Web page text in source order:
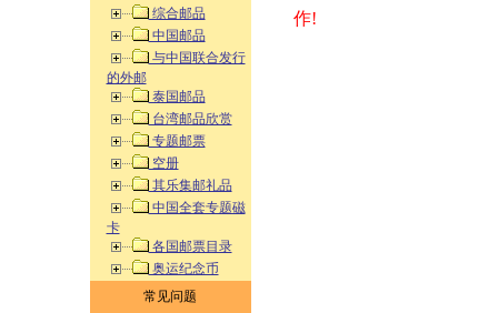
综合邮品
中国邮品
与中国联合发行
的外邮
泰国邮品
台湾邮品欣赏
专题邮票
空册
其乐集邮礼品
中国全套专题磁
卡
各国邮票目录
奥运纪念币
常见问题
作!